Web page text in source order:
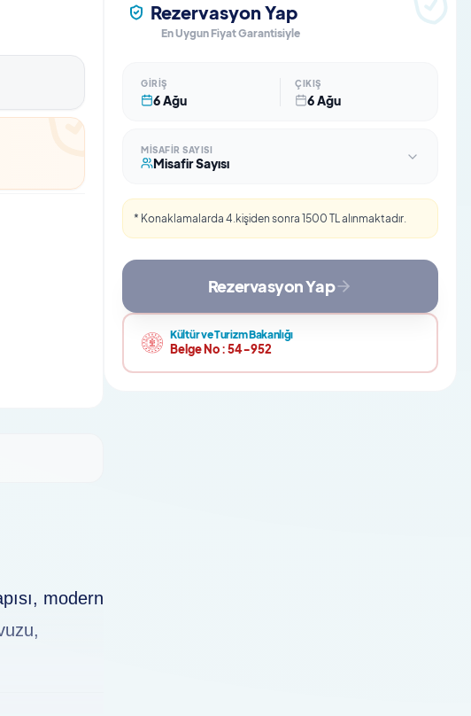
modern
Rezervasyon Yap
En Uygun Fiyat Garantisiyle
GIRIŞ
6 Ağu
ÇIKIŞ
6 Ağu
MISAFIR SAYISI
Misafir Sayısı
* Konaklamalarda 4.kişiden sonra 1500 TL alınmaktadır.
Rezervasyon Yap
Kültür ve Turizm Bakanlığı
Belge No :54-952